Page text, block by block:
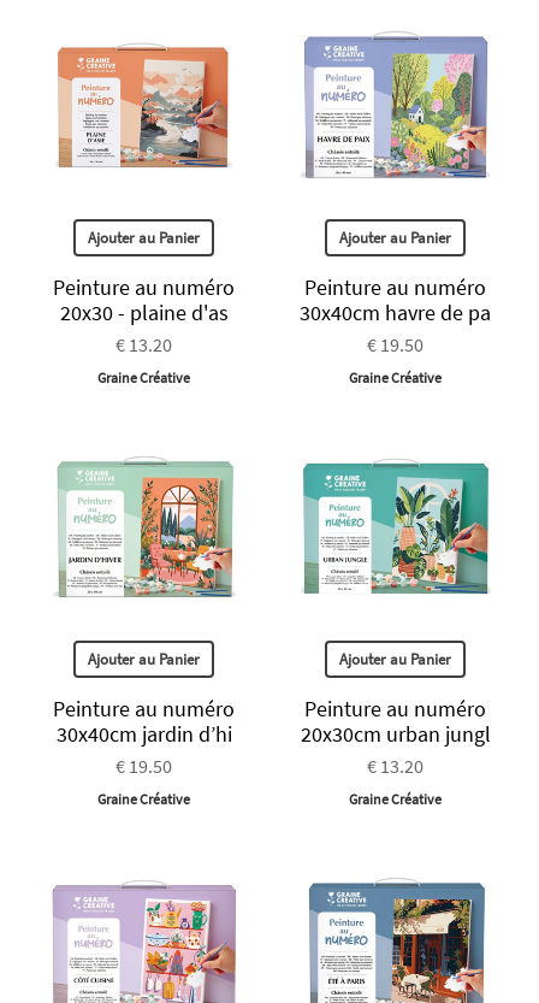
Ajouter au Panier
Peinture au numéro
20x30 - plaine d'as
€ 13.20
Graine Créative
Ajouter au Panier
Peinture au numéro
30x40cm havre de pa
€ 19.50
Graine Créative
Ajouter au Panier
Peinture au numéro
30x40cm jardin d’hi
€ 19.50
Graine Créative
Ajouter au Panier
Peinture au numéro
20x30cm urban jungl
€ 13.20
Graine Créative